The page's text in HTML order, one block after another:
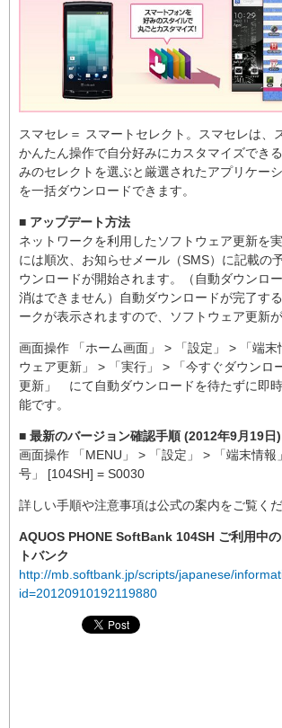
スマセレ＝ スマートセレクト。スマセレは、
かんたん操作で自分好みにカスタマイズでき
みのセレクトを選ぶと厳選されたアプリケー
を一括ダウンロードできます。
■ アップデート方法
ネットワークを利用したソフトウェア更新を
には順次、お知らせメール（SMS）に記載の
ウンロードが開始されます。（自動ダウンロ
消はできません）自動ダウンロードが完了す
ークが表示されますので、ソフトウェア更新
画面操作 「ホーム画面」 > 「設定」 > 「端末
ウェア更新」 > 「実行」 > 「今すぐダウンロ
更新」 にて自動ダウンロードを待たずに即
能です。
■ 最新のバージョン確認手順 (2012年9月19日)
画面操作 「MENU」 > 「設定」 > 「端末情報
号」 [104SH] = S0030
詳しい手順や注意事項は公式の案内をご覧くだ
AQUOS PHONE SoftBank 104SH ご利用中
トバンク
http://mb.softbank.jp/scripts/japanese/
id=20120910192119880